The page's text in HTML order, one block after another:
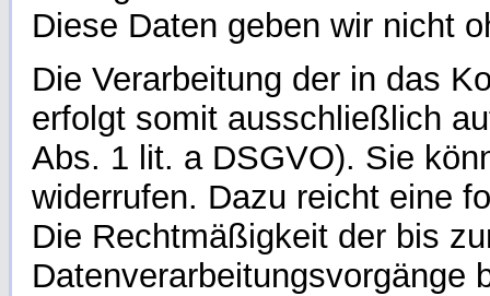
Diese Daten geben wir nicht
Die Verarbeitung der in das
erfolgt somit ausschließlich
Abs. 1 lit. a DSGVO). Sie
widerrufen. Dazu reicht eine
Die Rechtmäßigkeit der bis
Datenverarbeitungsvorgänge